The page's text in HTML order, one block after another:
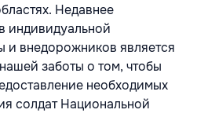
Недавнее
индивидуальной
и внедорожников является
заботы о том, чтобы
необходимых
солдат Национальной